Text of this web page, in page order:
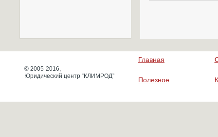
© 2005-2016,
Юридический центр “КЛИМРОД”
Главная
Полезное